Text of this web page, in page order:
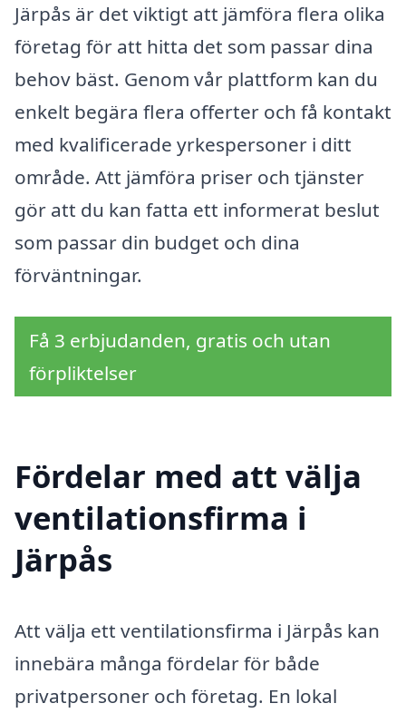
Järpås är det viktigt att jämföra flera olika
företag för att hitta det som passar dina
behov bäst. Genom vår plattform kan du
enkelt begära flera offerter och få kontakt
med kvalificerade yrkespersoner i ditt
område. Att jämföra priser och tjänster
gör att du kan fatta ett informerat beslut
som passar din budget och dina
förväntningar.
Få 3 erbjudanden, gratis och utan
förpliktelser
Fördelar med att välja
ventilationsfirma i
Järpås
Att välja ett ventilationsfirma i Järpås kan
innebära många fördelar för både
privatpersoner och företag. En lokal